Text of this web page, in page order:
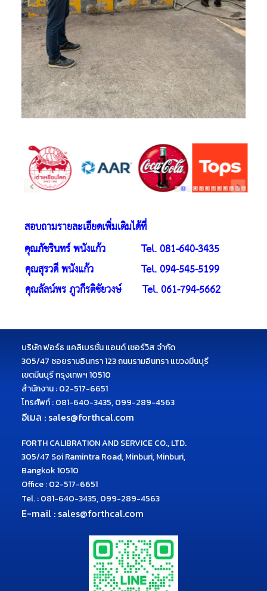
1 2 4 5 6 7 8 9 10 11 12
สอบถามรายละเอียดเพิ่มเติมได้ที่
คุณภัชรินทร์ พนังแก้ว Tel. 081-640-3435
คุณสุรวดี พนังแก้ว
Tel. 094-545-5199
คุณลัลน์พร ภูวกีรติชัยวงษ์
Tel. 061-794-5662
บริษัท ฟอร์ธ แคลิเบรชั่น แอนด์ เซอร์วิส จำกัด
305/47 ซอยรามอินทรา 123 ถนนรามอินทรา แขวงมีนบุรี
เขตมีนบุรี กรุงเทพฯ 10510
สำนักงาน : 02-517-6651
โทรศัพท์ :081-640-3435, 099-289-4563
อีเมล : sales@forthcal.com
FORTH CALIBRATION AND SERVICE CO., LTD.
305/47 Soi Ramintra Road, Minburi, Minburi,
Bangkok 10510
Office : 02-517-6651
Tel. :081-640-3435, 099-289-4563
E-mail : sales@forthcal.com